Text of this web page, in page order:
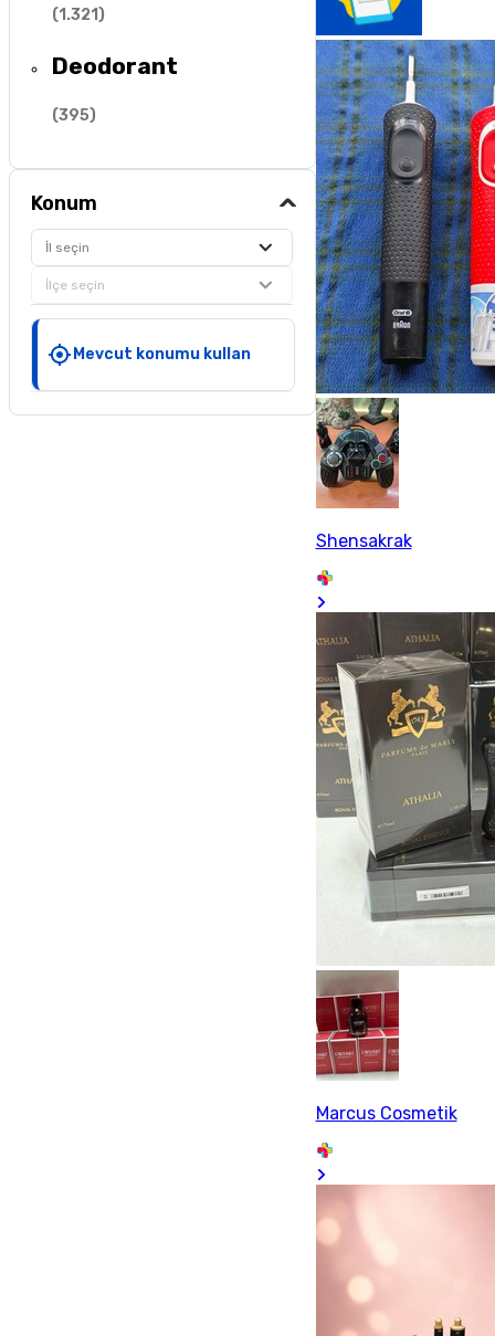
(1.321)
Deodorant
(395)
Konum
İl seçin
İlçe seçin
Mevcut konumu kullan
Shensakrak
Marcus Cosmetik